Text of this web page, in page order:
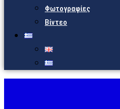
Φωτογραφίες
Βίντεο